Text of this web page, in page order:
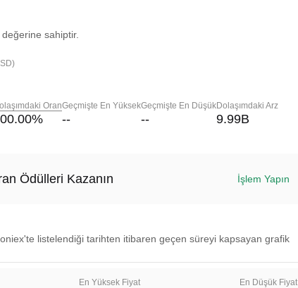
sahiptir.
Oran
%
Geçmişte En Yüksek
--
Geçmişte En Düşük
--
Dolaşımdaki Arz
9.99B
Ödülleri Kazanın İşlem Yapın
listelendiği tarihten itibaren geçen süreyi kapsayan grafik
En Yüksek Fiyat En Düşük Fiyat